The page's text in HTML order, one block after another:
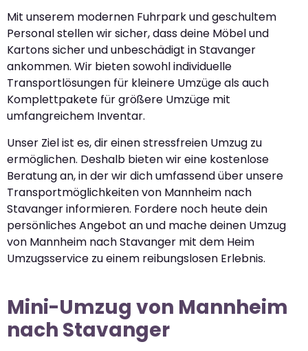
Mit unserem modernen Fuhrpark und geschultem
Personal stellen wir sicher, dass deine Möbel und
Kartons sicher und unbeschädigt in Stavanger
ankommen. Wir bieten sowohl individuelle
Transportlösungen für kleinere Umzüge als auch
Komplettpakete für größere Umzüge mit
umfangreichem Inventar.
Unser Ziel ist es, dir einen stressfreien Umzug zu
ermöglichen. Deshalb bieten wir eine kostenlose
Beratung an, in der wir dich umfassend über unsere
Transportmöglichkeiten von Mannheim nach
Stavanger informieren. Fordere noch heute dein
persönliches Angebot an und mache deinen Umzug
von Mannheim nach Stavanger mit dem Heim
Umzugsservice zu einem reibungslosen Erlebnis.
Mini-Umzug von Mannheim
nach Stavanger